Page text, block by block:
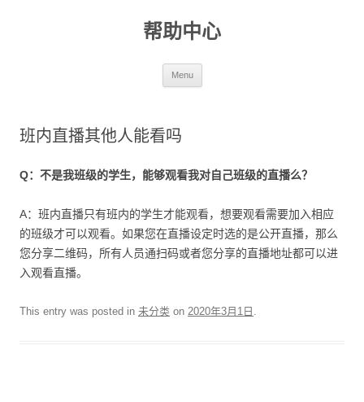
帮助中心
Menu
班内直播其他人能看吗
Q：不是我班级的学生，能够观看我对自己班级的直播么？
A：班内直播只有班内的学生才能观看，想要观看需要加入相应
的班级才可以观看。如果您在直播设定时选的是公开直播，那么
您分享二维码，所有人员通扫码或者您分享的直播地址都可以进
入观看直播。
This entry was posted in 未分类 on 2020年3月1日 .